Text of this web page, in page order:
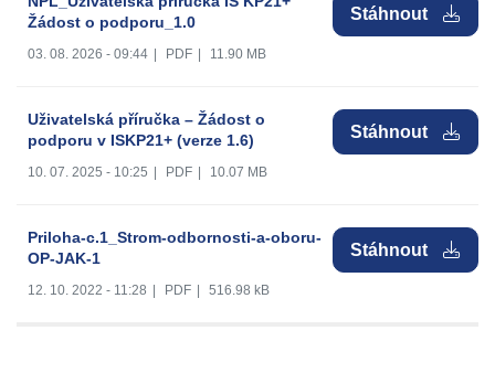
Žádost o podporu_1.0
03. 08. 2026 - 09:44 PDF 11.90 MB
Stáhnout
Uživatelská příručka – Žádost o
podporu v ISKP21+ (verze 1.6)
10. 07. 2025 - 10:25 PDF 10.07 MB
Stáhnout
Priloha-c.1_Strom-odbornosti-a-oboru-
OP-JAK-1
12. 10. 2022 - 11:28 PDF 516.98 kB
Stáhnout